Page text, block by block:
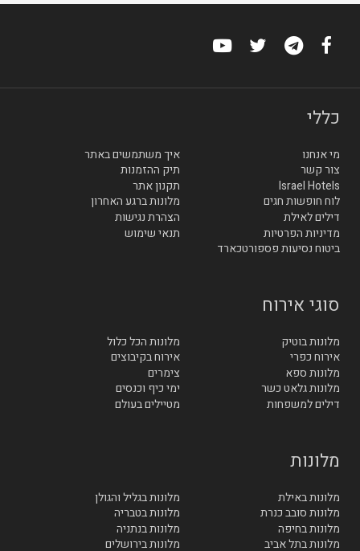
כללי
מי אנחנו
איך משתמשים באתר
צור קשר
תיק ההזמנות
Israel Hotels
תקנון אתר
לוח חופשות חגים
מלונות ברגע האחרון
דילים לאילת
הצהרת נגישות
מדיניות הפרטיות
תנאי שימוש
ביטוח נסיעות פספורטכארד
סוגי אירוח
מלונות בוטיק
מלונות הכל כלול
אירוח כפרי
אירוח בקיבוצים
מלונות ספא
צימרים
מלונות גלאט כשר
ימי כיף וכנסים
דילים למשפחות
מטיילים בעולם
מלונות
מלונות באילת
מלונות בגליל והגולן
מלונות סובב כנרת
מלונות בטבריה
מלונות בחיפה
מלונות בנתניה
מלונות בתל אביב
מלונות בירושלים